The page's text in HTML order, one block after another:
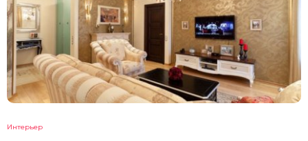
Интерьер